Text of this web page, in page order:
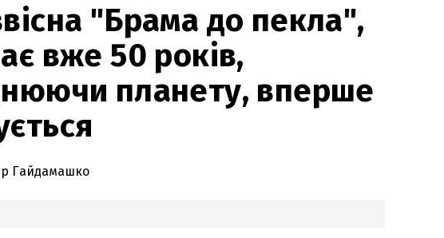
"Брама до пекла",
вже 50 років,
планету, вперше
Гайдамашко